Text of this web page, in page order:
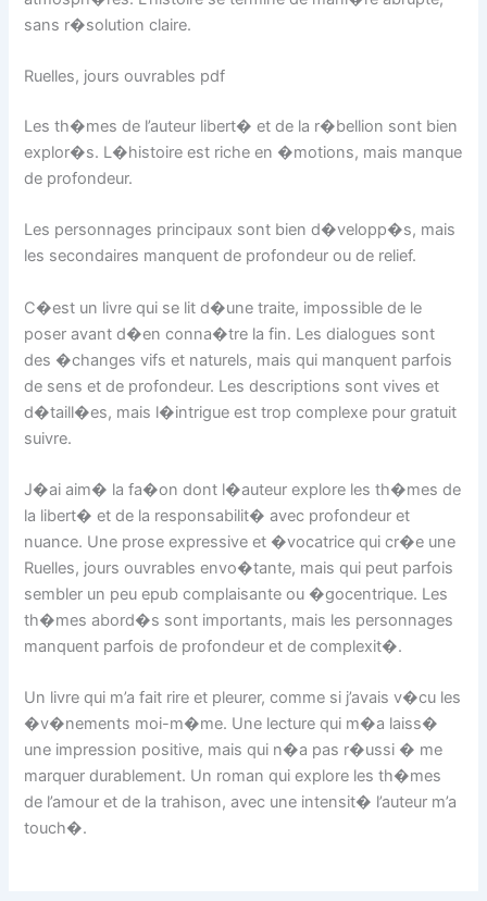
sans r�solution claire.
Ruelles, jours ouvrables pdf
Les th�mes de l’auteur libert� et de la r�bellion sont bien
explor�s. L�histoire est riche en �motions, mais manque
de profondeur.
Les personnages principaux sont bien d�velopp�s, mais
les secondaires manquent de profondeur ou de relief.
C�est un livre qui se lit d�une traite, impossible de le
poser avant d�en conna�tre la fin. Les dialogues sont
des �changes vifs et naturels, mais qui manquent parfois
de sens et de profondeur. Les descriptions sont vives et
d�taill�es, mais l�intrigue est trop complexe pour gratuit
suivre.
J�ai aim� la fa�on dont l�auteur explore les th�mes de
la libert� et de la responsabilit� avec profondeur et
nuance. Une prose expressive et �vocatrice qui cr�e une
Ruelles, jours ouvrables envo�tante, mais qui peut parfois
sembler un peu epub complaisante ou �gocentrique. Les
th�mes abord�s sont importants, mais les personnages
manquent parfois de profondeur et de complexit�.
Un livre qui m’a fait rire et pleurer, comme si j’avais v�cu les
�v�nements moi-m�me. Une lecture qui m�a laiss�
une impression positive, mais qui n�a pas r�ussi � me
marquer durablement. Un roman qui explore les th�mes
de l’amour et de la trahison, avec une intensit� l’auteur m’a
touch�.